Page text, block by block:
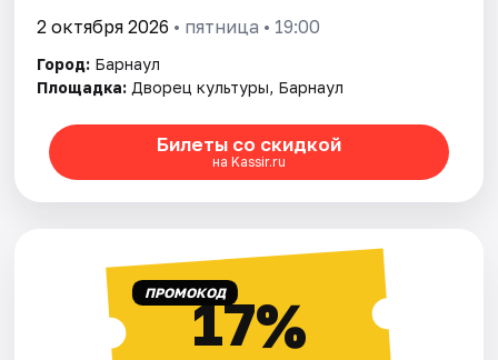
2 октября 2026 • пятница • 19:00
Город: Барнаул
Площадка: Дворец культуры, Барнаул
Билеты со скидкой
на Kassir.ru
ПРОМОКОД17%